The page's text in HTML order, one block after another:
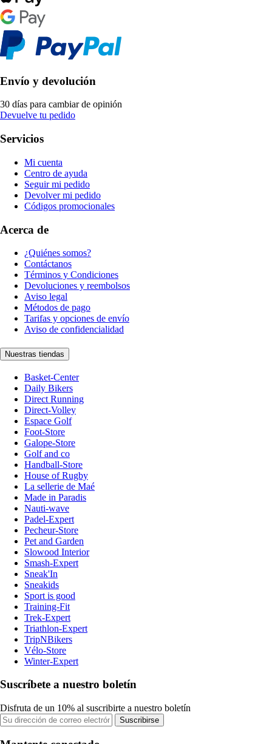
Envío y devolución
30 días para cambiar de opinión
Devuelve tu pedido
Servicios
Mi cuenta
Centro de ayuda
Seguir mi pedido
Devolver mi pedido
Códigos promocionales
Acerca de
¿Quiénes somos?
Contáctanos
Términos y Condiciones
Devoluciones y reembolsos
Aviso legal
Métodos de pago
Tarifas y opciones de envío
Aviso de confidencialidad
Nuestras tiendas
Basket-Center
Daily Bikers
Direct Running
Direct-Volley
Espace Golf
Foot-Store
Galope-Store
Golf and co
Handball-Store
House of Rugby
La sellerie de Maé
Made in Paradis
Nauti-wave
Padel-Expert
Pecheur-Store
Pet and Garden
Slowood Interior
Smash-Expert
Sneak'In
Sneakids
Sport is good
Training-Fit
Trek-Expert
Triathlon-Expert
TripNBikers
Vélo-Store
Winter-Expert
Suscríbete a nuestro boletín
Disfruta de un 10% al suscribirte a nuestro boletín
Suscribirse